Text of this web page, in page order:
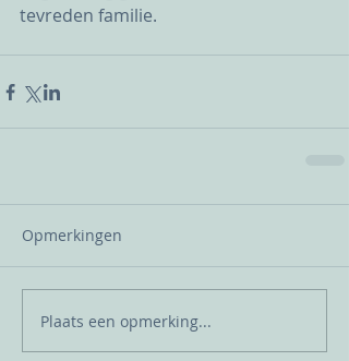
tevreden familie.
Opmerkingen
Plaats een opmerking...